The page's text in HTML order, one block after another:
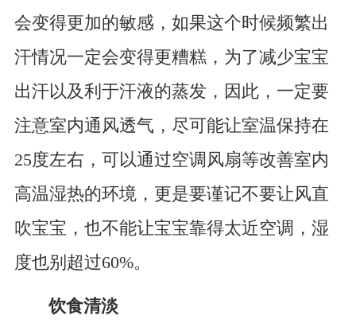
会变得更加的敏感，如果这个时候频繁出
汗情况一定会变得更糟糕，为了减少宝宝
出汗以及利于汗液的蒸发，因此，一定要
注意室内通风透气，尽可能让室温保持在
25度左右，可以通过空调风扇等改善室内
高温湿热的环境，更是要谨记不要让风直
吹宝宝，也不能让宝宝靠得太近空调，湿
度也别超过60%。
饮食清淡